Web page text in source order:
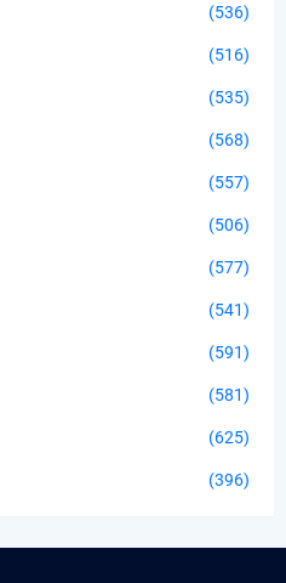
(536)
(516)
(535)
(568)
(557)
(506)
(577)
(541)
(591)
(581)
(625)
(396)